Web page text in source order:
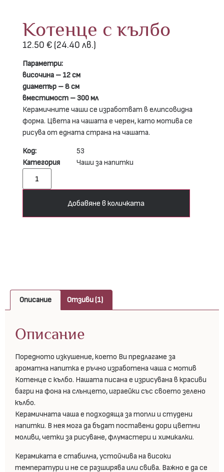
Котенце с кълбо
12.50 € (24.40 лв.)
Параметри:
височина – 12 см
диаметър – 8 см
вместимост – 300 мл
Керамичните чаши се изработват в елипсовидна
форма. Цвета на чашата е черен, като мотива се
рисува от едната страна на чашата.
Код:
53
Категория
Чаши за напитки
Добавяне в количката
Описание Отзиви (1)
Описание
Поредното изкушение, което Ви предлагаме за
ароматна напитка е ръчно изработена чаша с мотив
Котенце с кълбо. Нашата писана е изрисувана в красиви
багри на фона на слънцето, играейки със своето зелено
кълбо.
Керамичната чаша е подходяща за топли и студени
напитки. В нея мога да бъдат поставени дори цветни
моливи, четки за рисуване, флумастери и химикалки.
Керамиката е стабилна, устойчива на високи
температури и не се разширява или свива. Важно е да се